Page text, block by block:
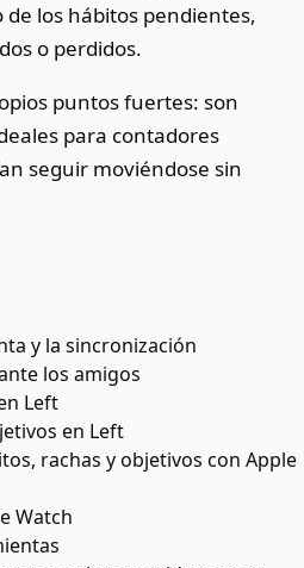
los hábitos pendientes,
o perdidos.
puntos fuertes: son
para contadores
seguir moviéndose sin
y la sincronización
los amigos
Left
en Left
rachas y objetivos con Apple
Watch